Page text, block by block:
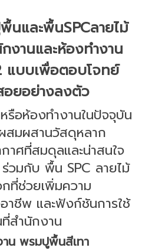
นและพื้นSPCลายไม้
งานและห้องทำงาน
แบบเพื่อตอบโจทย์
อยอย่างลงตัว
อห้องทำงานในปัจจุบัน
สมผสานวัสดุหลาก
าศที่สมดุลและน่าสนใจ
วมกับ พื้น SPC ลายไม้
ที่ช่วยเพิ่มความ
าชีพ และฟังก์ชันการใช้
สำนักงาน
น พรมปูพื้นสีเทา